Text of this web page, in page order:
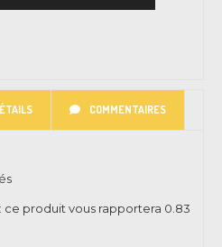
COMMENTAIRES
produit vous rapportera 0.83